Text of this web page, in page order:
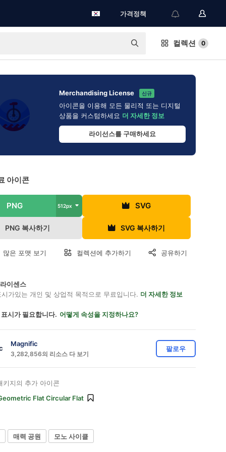
가격정책
컬렉션 0
Merchandising License 신규
아이콘을 이용해 모든 물리적 또는 디지털
상품을 커스텀하세요 더 자세한 정보
라이선스를 구매하세요
아이콘
PNG 512px SVG
PNG 복사하기 SVG 복사하기
많은 포맷 보기 컬렉션에 추가하기 공유하기
이센스
가있는 개인 및 상업적 목적으로 무료입니다. 더 자세한 정보
시가 필요합니다. 어떻게 속성을 지정하나요?
Magnific
3,282,856의 리소스 다 보기
팔로우
지의 추가 아이콘
Flat Circular Flat
매력 공원 모노 사이클